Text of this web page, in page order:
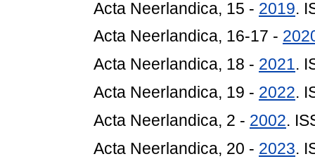
Acta Neerlandica, 15 - 2019.
Acta Neerlandica, 16-17 -
Acta Neerlandica, 18 - 2021.
Acta Neerlandica, 19 - 2022.
Acta Neerlandica, 2 - 2002.
Acta Neerlandica, 20 - 2023.